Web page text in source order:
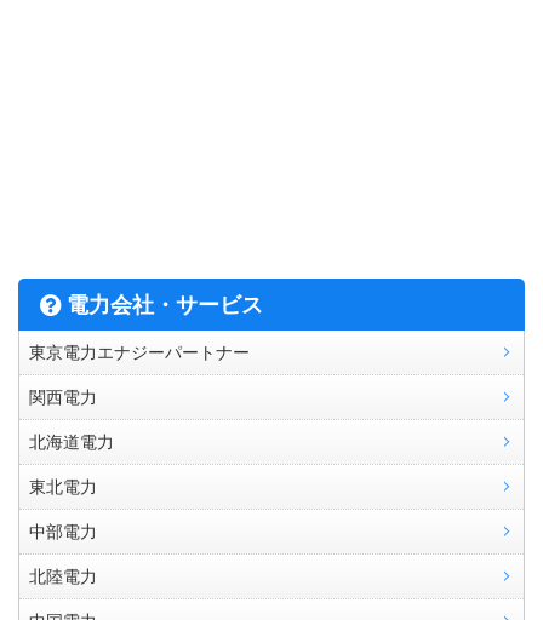
電力会社・サービス
東京電力エナジーパートナー
関西電力
北海道電力
東北電力
中部電力
北陸電力